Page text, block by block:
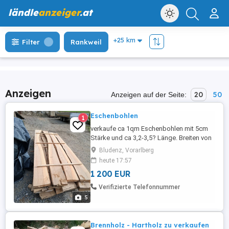
ländleanzeiger.at
Filter Rankweil
Anzeigen Anzeigen auf der Seite: 20 50
5
1 Eschenbohlen
verkaufe ca 1qm Eschenbohlen mit 5cm
Stärke und ca 3,2-3,5? Länge. Breiten von
20-45cm gemischt. Bretter wurden im
Jänner 2025 geschnitten und seitdem
abgedeckt gelagert. Perfekt um jetzt
Möbel etc zu bauen. Verladung im
gesamten mit Stapler möglich. Einzelne
Bludenz, Vorarlberg
heute 17:57
1 200 EUR
Verifizierte Telefonnummer
Brennholz - Hartholz zu verkaufen